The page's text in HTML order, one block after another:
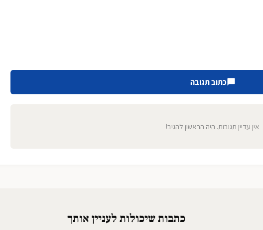
כתוב תגובה
אין עדיין תגובות. היה הראשון להגיב!
כתבות שיכולות לעניין אותך